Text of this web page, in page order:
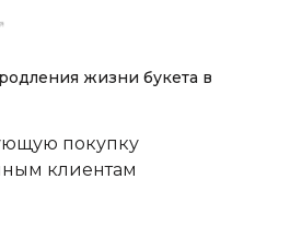
жизни букета в
покупку
клиентам